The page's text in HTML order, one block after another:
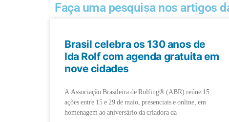
Faça uma pesquisa nos artigos
Brasil celebra os 130 anos de
Ida Rolf com agenda gratuita em
nove cidades
A Associação Brasileira de Rolfing® (ABR) reúne 15
ações entre 15 e 29 de maio, presenciais e online, em
homenagem ao aniversário da criadora da